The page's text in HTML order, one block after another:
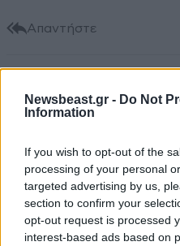
Newsbeast.gr - Do Not
Information
If you wish to opt-out of the
processing of your personal
targeted advertising by us,
section to confirm your
opt-out request is processed
interest-based ads based on
Απαντήστε
Κοιτα 11·12·2019 11:17
οποία ο ίδιος δε πίστευε.
ξεχάστηκε στα αζήτητα.
λάθος επιλογές.
Απαντήστε